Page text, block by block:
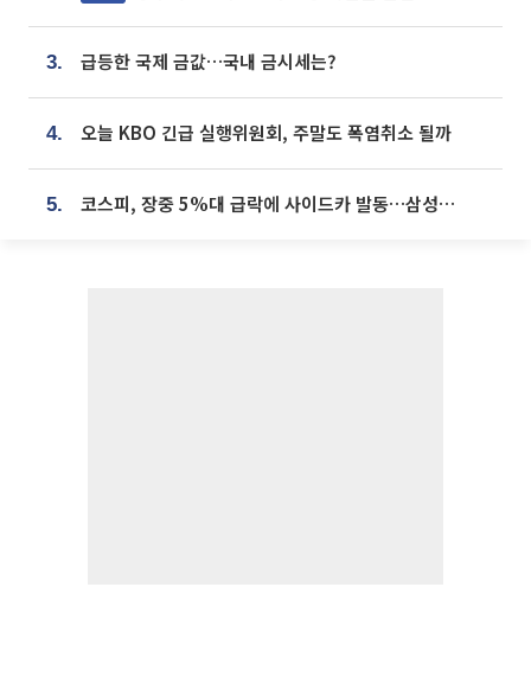
3. 급등한 국제 금값…국내 금시세는?
4. 오늘 KBO 긴급 실행위원회, 주말도 폭염취소 될까
5. 코스피, 장중 5%대 급락에 사이드카 발동…삼성·SK 동반 폭락